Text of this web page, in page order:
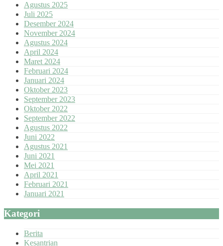
Agustus 2025
Juli 2025
Desember 2024
November 2024
Agustus 2024
April 2024
Maret 2024
Februari 2024
Januari 2024
Oktober 2023
September 2023
Oktober 2022
September 2022
Agustus 2022
Juni 2022
Agustus 2021
Juni 2021
Mei 2021
April 2021
Februari 2021
Januari 2021
Kategori
Berita
Kesantrian